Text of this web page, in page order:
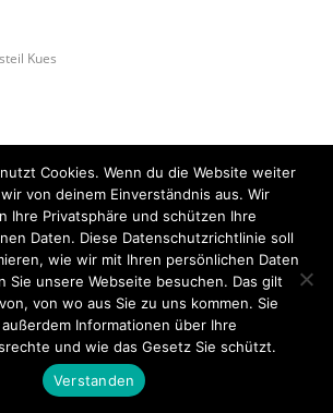
Kues
B-1 BRAND 1
Mitglied werden Über uns
Bilder
Kontakt
Up Themes Ltd. Powered byWordPress.
Cookies. Wenn du die Website weiter
von deinem Einverständnis aus. Wir
Ihre Privatsphäre und schützen Ihre
Daten. Diese Datenschutzrichtlinie soll
wie wir mit Ihren persönlichen Daten
Sie unsere Webseite besuchen. Das gilt
von wo aus Sie zu uns kommen. Sie
Informationen über Ihre
und wie das Gesetz Sie schützt.
Verstanden